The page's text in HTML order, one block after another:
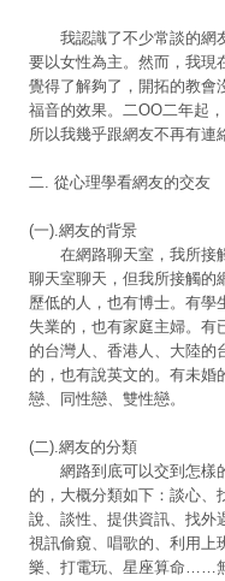
我認識了不少常談的網友
要以女性為主。然而，我現
覺得了解夠了，開拓的教會
福音的效果。二OO二年起
所以我幾乎跟網友不再有連
二. 從心理學看網友的交友
(一).網友的背景
在網路聊天室，我所接觸
聊天室聊天，但我所接觸的
歷低的人，也有博士。有學
失業的，也有家庭主婦。有
的台灣人、香港人、大陸的
的，也有說英文的。有未婚
戀、同性戀、雙性戀。
(二).網友的分類
網路到底可以交到怎樣的
的，大概分類如下：談心、
說、談性、提供資訊、找外
視訊偷窺、唱歌的、利用上
樂、打電玩、星座算命……